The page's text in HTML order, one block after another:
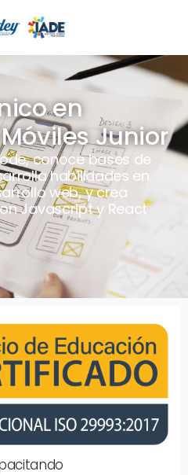
en
Junior
conoce bases de
habilidades en
web, y crea
Javascript y React